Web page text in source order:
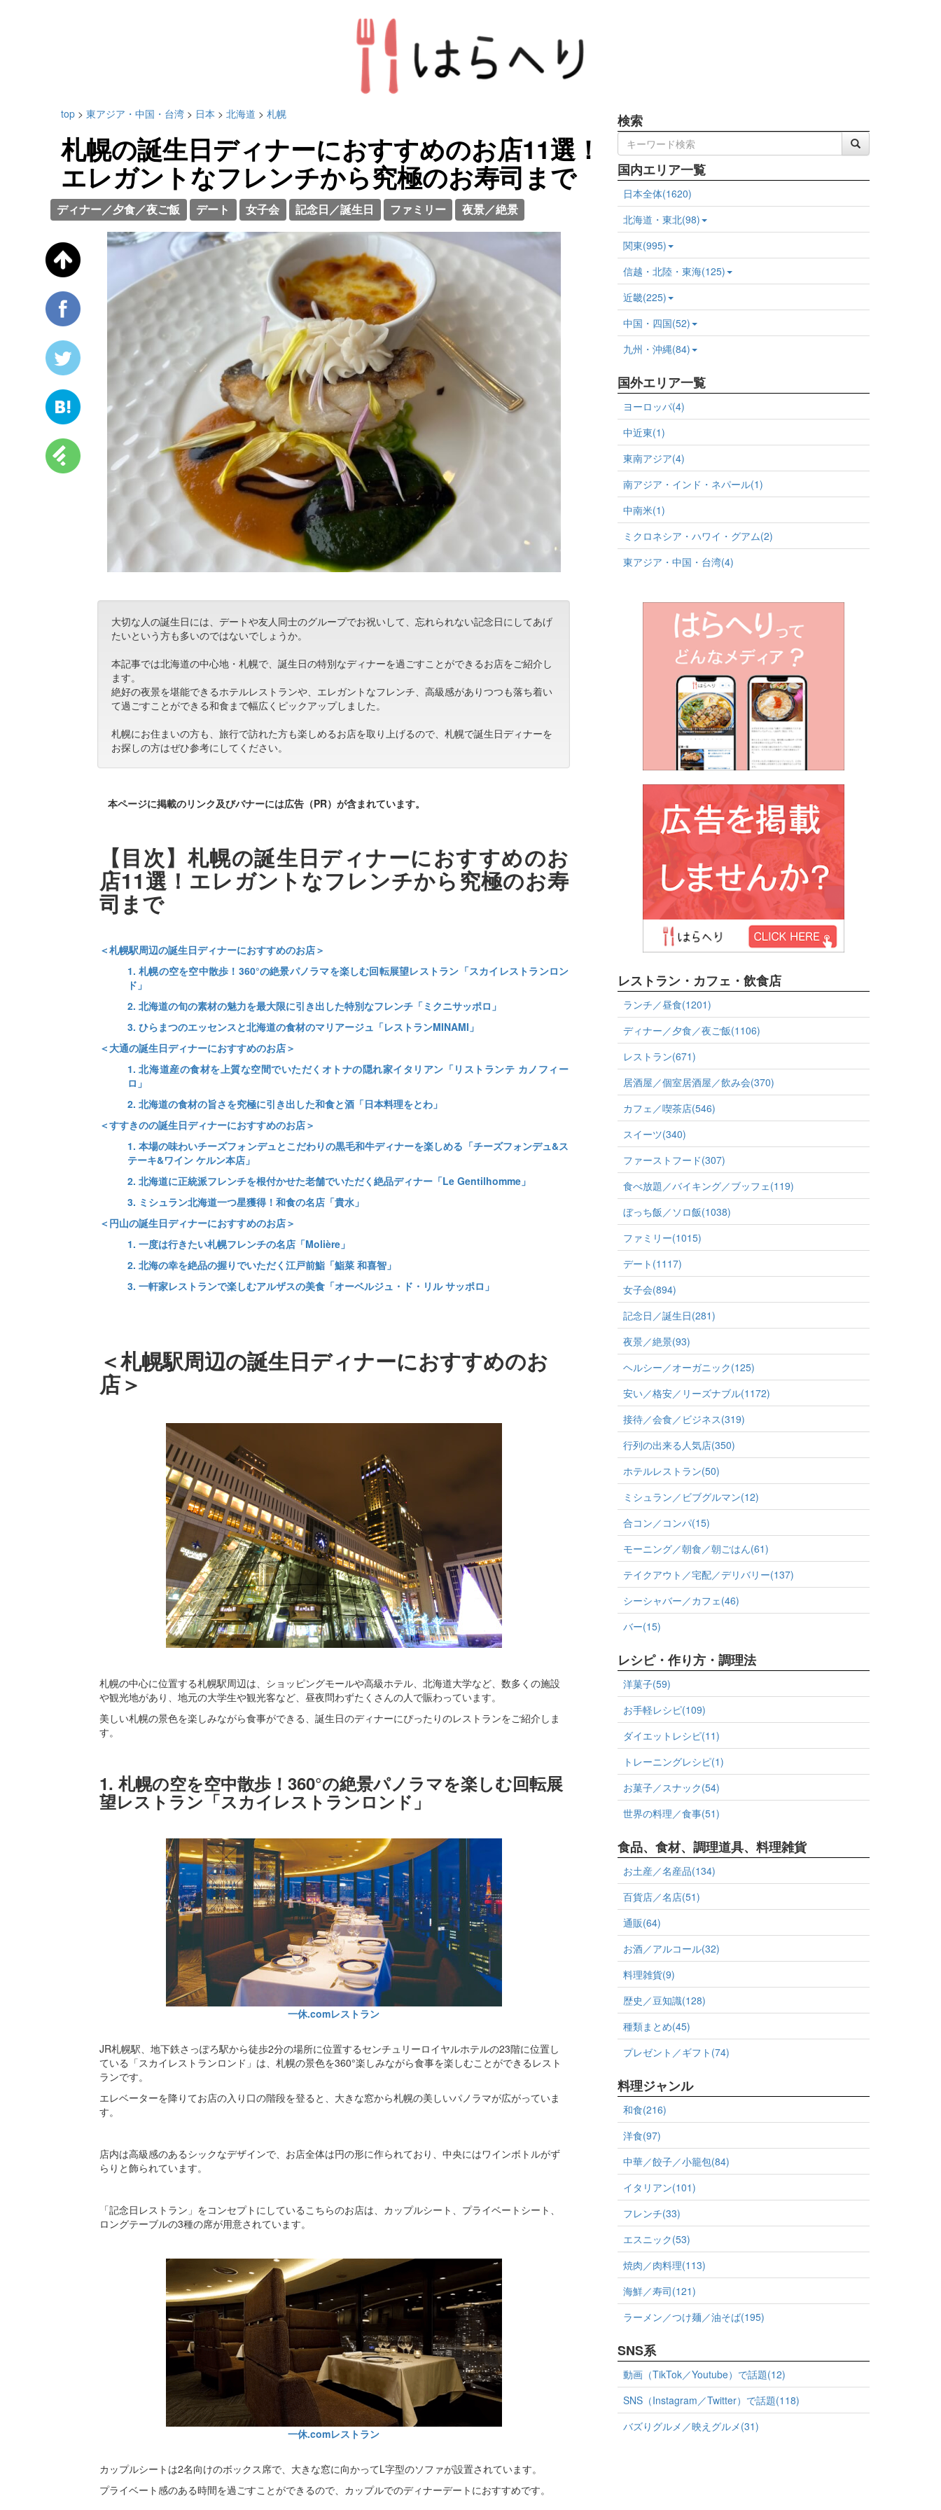
top > 東アジア・中国・台湾 > 日本 > 北海道 > 札幌
札幌の誕生日ディナーにおすすめのお店11選！
エレガントなフレンチから究極のお寿司まで
ディナー／夕食／夜ご飯 デート 女子会 記念日／誕生日 ファミリー 夜景／絶景
大切な人の誕生日には、デートや友人同士のグループでお祝いして、忘れられない記念日にしてあげ
たいという方も多いのではないでしょうか。
本記事では北海道の中心地・札幌で、誕生日の特別なディナーを過ごすことができるお店をご紹介し
ます。
絶好の夜景を堪能できるホテルレストランや、エレガントなフレンチ、高級感がありつつも落ち着い
て過ごすことができる和食まで幅広くピックアップしました。
札幌にお住まいの方も、旅行で訪れた方も楽しめるお店を取り上げるので、札幌で誕生日ディナーを
お探しの方はぜひ参考にしてください。
本ページに掲載のリンク及びバナーには広告（PR）が含まれています。
【目次】札幌の誕生日ディナーにおすすめのお
店11選！エレガントなフレンチから究極のお寿
司まで
＜札幌駅周辺の誕生日ディナーにおすすめのお店＞
1. 札幌の空を空中散歩！360°の絶景パノラマを楽しむ回転展望レストラン「スカイレストランロン
ド」
2. 北海道の旬の素材の魅力を最大限に引き出した特別なフレンチ「ミクニサッポロ」
3. ひらまつのエッセンスと北海道の食材のマリアージュ「レストランMINAMI」
＜大通の誕生日ディナーにおすすめのお店＞
1. 北海道産の食材を上質な空間でいただくオトナの隠れ家イタリアン「リストランテ カノフィー
ロ」
2. 北海道の食材の旨さを究極に引き出した和食と酒「日本料理をとわ」
＜すすきのの誕生日ディナーにおすすめのお店＞
1. 本場の味わいチーズフォンデュとこだわりの黒毛和牛ディナーを楽しめる「チーズフォンデュ&ス
テーキ&ワイン ケルン本店」
2. 北海道に正統派フレンチを根付かせた老舗でいただく絶品ディナー「Le Gentilhomme」
3. ミシュラン北海道一つ星獲得！和食の名店「貴水」
＜円山の誕生日ディナーにおすすめのお店＞
1. 一度は行きたい札幌フレンチの名店「Molière」
2. 北海の幸を絶品の握りでいただく江戸前鮨「鮨菜 和喜智」
3. 一軒家レストランで楽しむアルザスの美食「オーベルジュ・ド・リル サッポロ」
＜札幌駅周辺の誕生日ディナーにおすすめのお
店＞
札幌の中心に位置する札幌駅周辺は、ショッピングモールや高級ホテル、北海道大学など、数多くの施設
や観光地があり、地元の大学生や観光客など、昼夜問わずたくさんの人で賑わっています。
美しい札幌の景色を楽しみながら食事ができる、誕生日のディナーにぴったりのレストランをご紹介しま
す。
1. 札幌の空を空中散歩！360°の絶景パノラマを楽しむ回転展
望レストラン「スカイレストランロンド」
一休.comレストラン
JR札幌駅、地下鉄さっぽろ駅から徒歩2分の場所に位置するセンチュリーロイヤルホテルの23階に位置し
ている「スカイレストランロンド」は、札幌の景色を360°楽しみながら食事を楽しむことができるレスト
ランです。
エレベーターを降りてお店の入り口の階段を登ると、大きな窓から札幌の美しいパノラマが広がっていま
す。
店内は高級感のあるシックなデザインで、お店全体は円の形に作られており、中央にはワインボトルがず
らりと飾られています。
「記念日レストラン」をコンセプトにしているこちらのお店は、カップルシート、プライベートシート、
ロングテーブルの3種の席が用意されています。
一休.comレストラン
カップルシートは2名向けのボックス席で、大きな窓に向かってL字型のソファが設置されています。
プライベート感のある時間を過ごすことができるので、カップルでのディナーデートにおすすめです。
検索
国内エリア一覧
日本全体(1620)
北海道・東北(98)
関東(995)
信越・北陸・東海(125)
近畿(225)
中国・四国(52)
九州・沖縄(84)
国外エリア一覧
ヨーロッパ(4)
中近東(1)
東南アジア(4)
南アジア・インド・ネパール(1)
中南米(1)
ミクロネシア・ハワイ・グアム(2)
東アジア・中国・台湾(4)
レストラン・カフェ・飲食店
ランチ／昼食(1201)
ディナー／夕食／夜ご飯(1106)
レストラン(671)
居酒屋／個室居酒屋／飲み会(370)
カフェ／喫茶店(546)
スイーツ(340)
ファーストフード(307)
食べ放題／バイキング／ブッフェ(119)
ぼっち飯／ソロ飯(1038)
ファミリー(1015)
デート(1117)
女子会(894)
記念日／誕生日(281)
夜景／絶景(93)
ヘルシー／オーガニック(125)
安い／格安／リーズナブル(1172)
接待／会食／ビジネス(319)
行列の出来る人気店(350)
ホテルレストラン(50)
ミシュラン／ビブグルマン(12)
合コン／コンパ(15)
モーニング／朝食／朝ごはん(61)
テイクアウト／宅配／デリバリー(137)
シーシャバー／カフェ(46)
バー(15)
レシピ・作り方・調理法
洋菓子(59)
お手軽レシピ(109)
ダイエットレシピ(11)
トレーニングレシピ(1)
お菓子／スナック(54)
世界の料理／食事(51)
食品、食材、調理道具、料理雑貨
お土産／名産品(134)
百貨店／名店(51)
通販(64)
お酒／アルコール(32)
料理雑貨(9)
歴史／豆知識(128)
種類まとめ(45)
プレゼント／ギフト(74)
料理ジャンル
和食(216)
洋食(97)
中華／餃子／小籠包(84)
イタリアン(101)
フレンチ(33)
エスニック(53)
焼肉／肉料理(113)
海鮮／寿司(121)
ラーメン／つけ麺／油そば(195)
SNS系
動画（TikTok／Youtube）で話題(12)
SNS（Instagram／Twitter）で話題(118)
バズりグルメ／映えグルメ(31)